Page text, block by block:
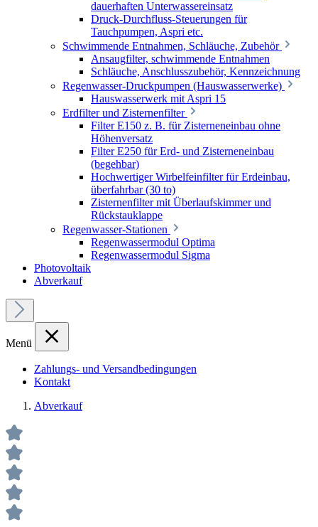
dauerhaften Unterwassereinsatz
Druck-Durchfluss-Steuerungen für
Tauchpumpen, Aspri etc.
Schwimmende Entnahmen, Schläuche, Zubehör
Ansaugfilter, schwimmende Entnahmen
Schläuche, Anschlusszubehör, Kennzeichnung
Regenwasser-Druckpumpen (Hauswasserwerke)
Hauswasserwerk mit Aspri 15
Erdfilter und Zisternenfilter
Filter E150 z. B. für Zisterneneinbau ohne
Höhenversatz
Filter E250 für Erd- und Zisterneneinbau
(begehbar)
Hochwertiger Wirbelfeinfilter für Erdeinbau,
überfahrbar (30 to)
Zisternenfilter mit Überlaufskimmer und
Rückstauklappe
Regenwasser-Stationen
Regenwassermodul Optima
Regenwassermodul Sigma
Photovoltaik
Abverkauf
Menü
Zahlungs- und Versandbedingungen
Kontakt
Abverkauf